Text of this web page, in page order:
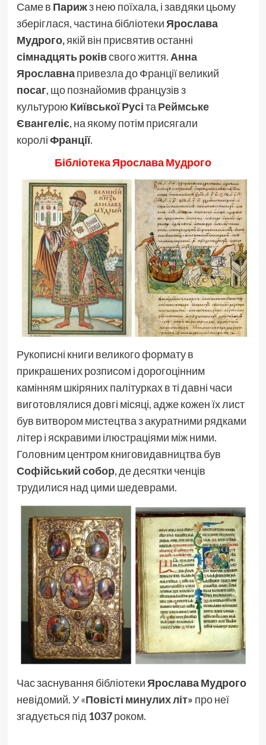
Саме в Парижз нею поїхала, і завдяки цьому
зберіглася, частина бібліотеки Ярослава
Мудрого,якій він присвятив останні
сімнадцять роківсвого життя. Анна
Ярославнапривезла до Франції великий
посаг, що познайомив французів з
культурою Київської Русіта Реймське
Євангеліє, на якому потім присягали
короліФранції.
БібліотекаЯрославаМудрого
Рукописні книги великого формату в
прикрашених розписом і дорогоцінним
камінням шкіряних палітурках в ті давні часи
виготовлялися довгі місяці, адже кожен їх лист
був витвором мистецтва з акуратними рядками
літер і яскравими ілюстраціями між ними.
Головним центром книговидавництва був
Софійський собор, де десятки ченців
трудилися над цими шедеврами.
Час заснування бібліотеки Ярослава Мудрого
невідомий. У«Повісті минулих літ» про неї
згадується під 1037роком.